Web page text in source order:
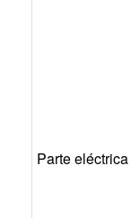
Parte eléctrica